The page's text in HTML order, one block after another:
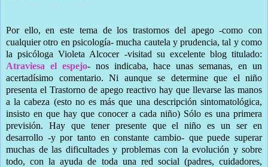
Por ello, en este tema de los trastornos del apego -como con
cualquier otro en psicología- mucha cautela y prudencia, tal y como
la psicóloga Violeta Alcocer -visitad su excelente blog titulado:
Atraviesa el espejo- nos indicaba, hace unas semanas, en un
acertadísimo comentario. Ni aunque se determine que el niño
presenta el Trastorno de apego reactivo hay que llevarse las manos
a la cabeza (esto no es más que una descripción sintomatológica,
insisto en que hay que conocer a cada niño) Sólo es una primera
previsión. Hay que tener presente que el niño es un ser en
desarrollo -y por tanto en constante cambio- que puede superar
muchas de las dificultades y problemas con la evolución y sobre
todo, con la ayuda de toda una red social (padres, cuidadores,